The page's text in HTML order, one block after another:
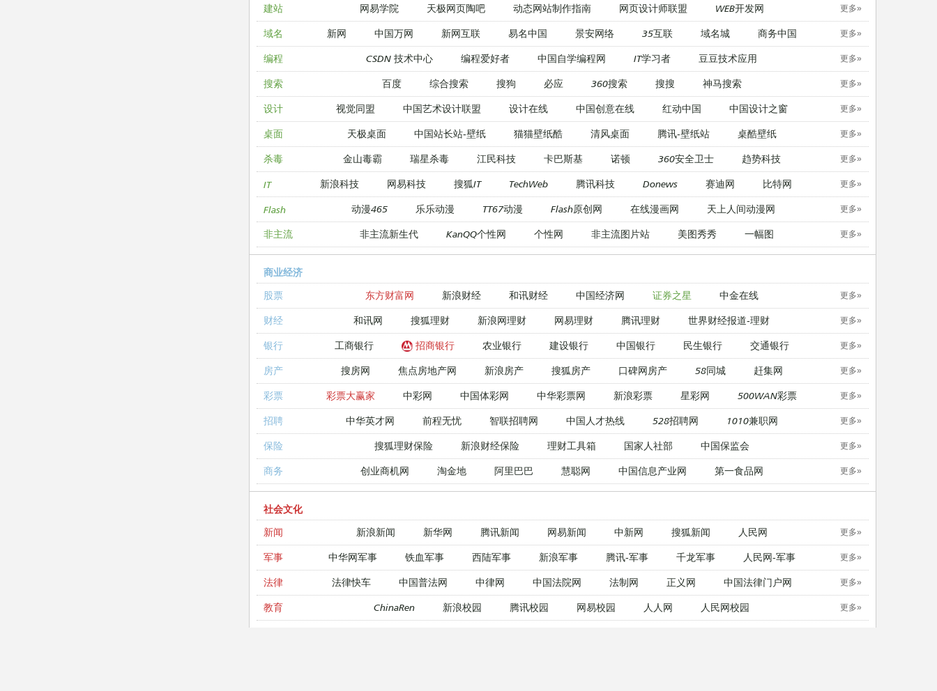
建站 网易学院 天极网页陶吧 动态网站制作指南 网页设计师联盟 WEB开发网 更多»
域名 新网 中国万网 新网互联 易名中国 景安网络 35互联 域名城 商务中国 更多»
编程 CSDN 技术中心 编程爱好者 中国自学编程网 IT学习者 豆豆技术应用 更多»
搜索 百度 综合搜索 搜狗 必应 360搜索 搜搜 神马搜索 更多»
设计 视觉同盟 中国艺术设计联盟 设计在线 中国创意在线 红动中国 中国设计之窗 更多»
桌面 天极桌面 中国站长站-壁纸 猫猫壁纸酷 清风桌面 腾讯-壁纸站 桌酷壁纸 更多»
杀毒 金山毒霸 瑞星杀毒 江民科技 卡巴斯基 诺顿 360安全卫士 趋势科技 更多»
IT 新浪科技 网易科技 搜狐IT TechWeb 腾讯科技 Donews 赛迪网 比特网 更多»
Flash 动漫465 乐乐动漫 TT67动漫 Flash原创网 在线漫画网 天上人间动漫网 更多»
非主流 非主流新生代 KanQQ个性网 个性网 非主流图片站 美图秀秀 一幅图 更多»
商业经济
股票
东方财富网 新浪财经 和讯财经 中国经济网 证券之星 中金在线 更多»
财经 和讯网 搜狐理财 新浪网理财 网易理财 腾讯理财 世界财经报道-理财 更多»
银行 工商银行 招商银行 农业银行 建设银行 中国银行 民生银行 交通银行 更多»
房产 搜房网 焦点房地产网 新浪房产 搜狐房产 口碑网房产 58同城 赶集网 更多»
彩票 彩票大赢家 中彩网 中国体彩网 中华彩票网 新浪彩票 星彩网 500WAN彩票 更多»
招聘 中华英才网 前程无忧 智联招聘网 中国人才热线 528招聘网 1010兼职网 更多»
保险 搜狐理财保险 新浪财经保险 理财工具箱 国家人社部 中国保监会 更多»
商务 创业商机网 淘金地 阿里巴巴 慧聪网 中国信息产业网 第一食品网 更多»
社会文化
新闻
新浪新闻 新华网 腾讯新闻 网易新闻 中新网 搜狐新闻 人民网 更多»
军事 中华网军事 铁血军事 西陆军事 新浪军事 腾讯-军事 千龙军事 人民网-军事 更多»
法律 法律快车 中国普法网 中律网 中国法院网 法制网 正义网 中国法律门户网 更多»
教育 ChinaRen 新浪校园 腾讯校园 网易校园 人人网 人民网校园 更多»